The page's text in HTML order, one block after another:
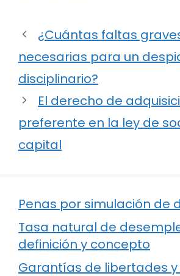
¿Cuántas faltas
necesarias para un
disciplinario?
El derecho de
preferente en la ley de
capital
Penas por simulación de
Tasa natural de
definición y concepto
Garantías de libertades